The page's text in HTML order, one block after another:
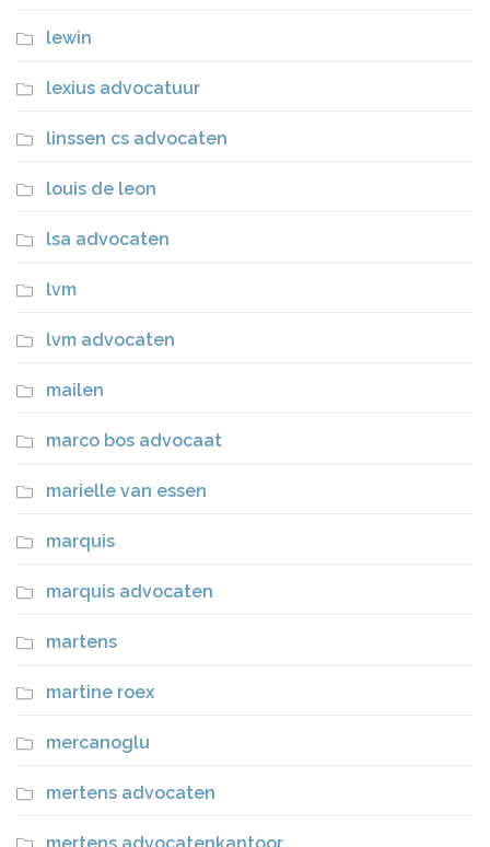
lewin
lexius advocatuur
linssen cs advocaten
louis de leon
lsa advocaten
lvm
lvm advocaten
mailen
marco bos advocaat
marielle van essen
marquis
marquis advocaten
martens
martine roex
mercanoglu
mertens advocaten